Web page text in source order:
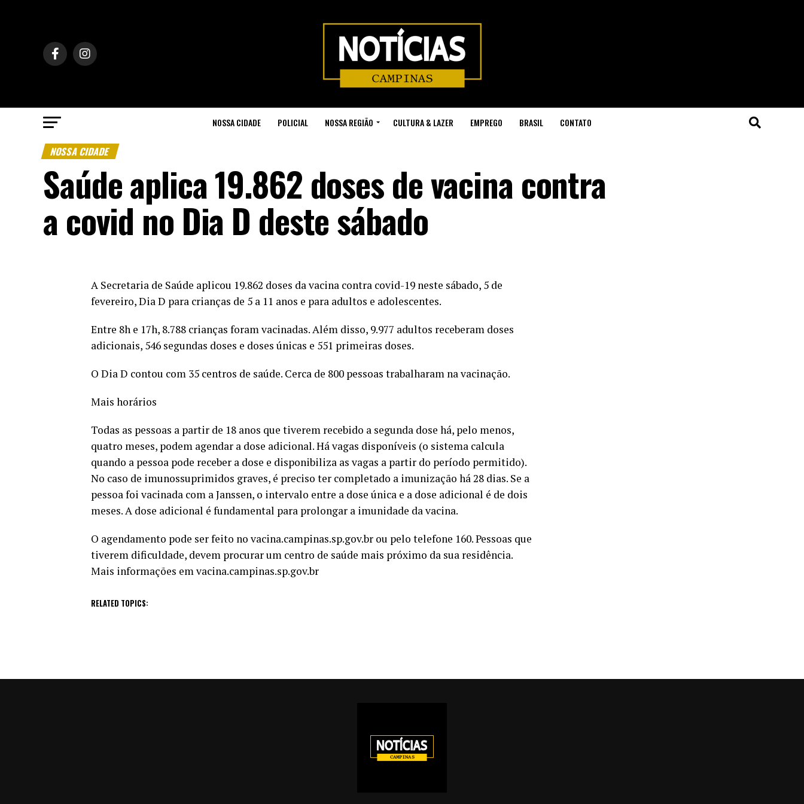
NOSSA CIDADE POLICIAL NOSSA REGIÃO CULTURA & LAZER EMPREGO BRASIL CONTATO
NOSSA CIDADE
Saúde aplica 19.862 doses de vacina contra
a covid no Dia D deste sábado
A Secretaria de Saúde aplicou 19.862 doses da vacina contra covid-19 neste sábado, 5 de
fevereiro, Dia D para crianças de 5 a 11 anos e para adultos e adolescentes.
Entre 8h e 17h, 8.788 crianças foram vacinadas. Além disso, 9.977 adultos receberam doses
adicionais, 546 segundas doses e doses únicas e 551 primeiras doses.
O Dia D contou com 35 centros de saúde. Cerca de 800 pessoas trabalharam na vacinação.
Mais horários
Todas as pessoas a partir de 18 anos que tiverem recebido a segunda dose há, pelo menos,
quatro meses, podem agendar a dose adicional. Há vagas disponíveis (o sistema calcula
quando a pessoa pode receber a dose e disponibiliza as vagas a partir do período permitido).
No caso de imunossuprimidos graves, é preciso ter completado a imunização há 28 dias. Se a
pessoa foi vacinada com a Janssen, o intervalo entre a dose única e a dose adicional é de dois
meses. A dose adicional é fundamental para prolongar a imunidade da vacina.
O agendamento pode ser feito no vacina.campinas.sp.gov.br ou pelo telefone 160. Pessoas que
tiverem dificuldade, devem procurar um centro de saúde mais próximo da sua residência.
Mais informações em vacina.campinas.sp.gov.br
RELATED TOPICS: